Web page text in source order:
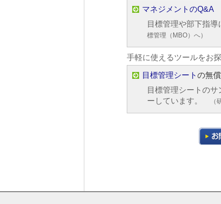
マネジメントのQ&A
目標管理や部下指
標管理（MBO）へ）
手軽に使えるツールをお
目標管理シートの無
目標管理シートの
ーしています。